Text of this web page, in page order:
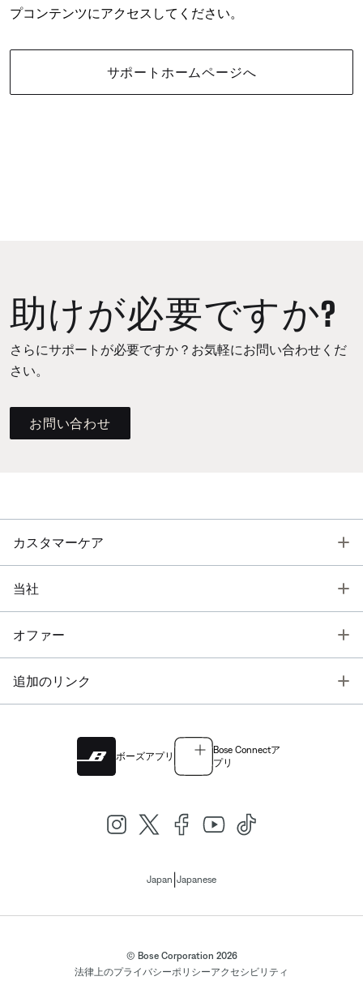
プコンテンツにアクセスしてください。
サポートホームページへ
助けが必要ですか?
さらにサポートが必要ですか？お気軽にお問い合わせくだ
さい。
お問い合わせ
カスタマーケア
当社
オファー
追加のリンク
ボーズアプリ
Bose Connectア
プリ
Japan Japanese
© Bose Corporation 2026
法律上のプライバシーポリシーアクセシビリティ